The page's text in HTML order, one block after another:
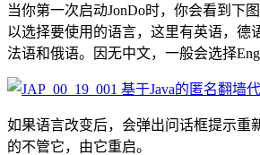
当你第一次启动JonDo时，你会看到下
以选择要使用的语言，这里有英语，德
法语和俄语。因无中文，一般会选择
如果语言改变后，会弹出问话框提示重
的不管它，由它重启。